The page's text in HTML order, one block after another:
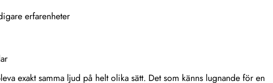
erfarenheter
exakt samma ljud på helt olika sätt. Det som känns lugnande för en